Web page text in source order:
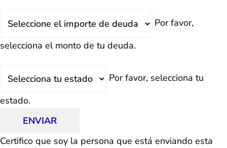
Por favor,
selecciona el monto de tu deuda.
Por favor, selecciona tu
estado.
ENVIAR
Certifico que soy la persona que está enviando esta